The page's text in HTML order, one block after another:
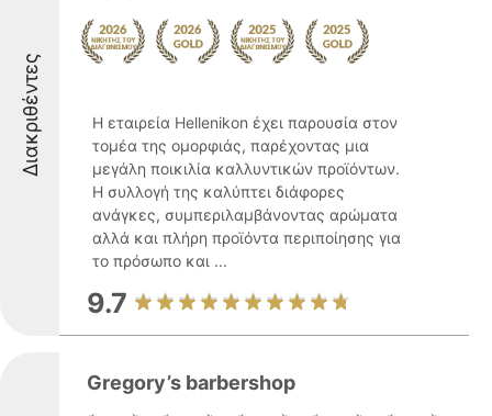
Διακριθέντες
Η εταιρεία Hellenikon έχει παρουσία στον
τομέα της ομορφιάς, παρέχοντας μια
μεγάλη ποικιλία καλλυντικών προϊόντων.
Η συλλογή της καλύπτει διάφορες
ανάγκες, συμπεριλαμβάνοντας αρώματα
αλλά και πλήρη προϊόντα περιποίησης για
το πρόσωπο και ...
9.7
Gregory’s barbershop